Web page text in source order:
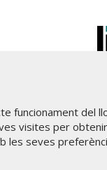
funcionament del
visites per
seves